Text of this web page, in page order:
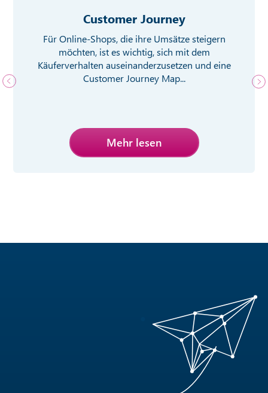
Customer Journey
Für Online-Shops, die ihre Umsätze steigern
möchten, ist es wichtig, sich mit dem
Käuferverhalten auseinanderzusetzen und eine
Customer Journey Map...
Mehr lesen